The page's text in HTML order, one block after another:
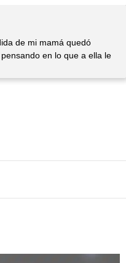
de mi mamá quedó
en lo que a ella le